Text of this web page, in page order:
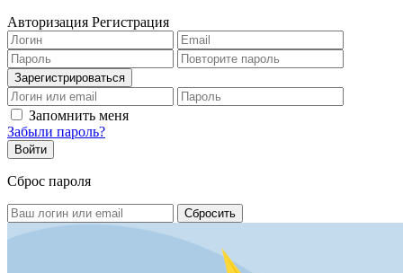
Авторизация Регистрация
Запомнить меня
Забыли пароль?
Сброс пароля